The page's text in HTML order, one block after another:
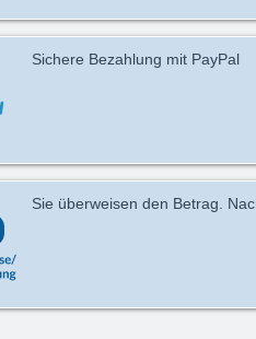
Sichere Bezahlung mit PayPal
Sie überweisen den Betrag.